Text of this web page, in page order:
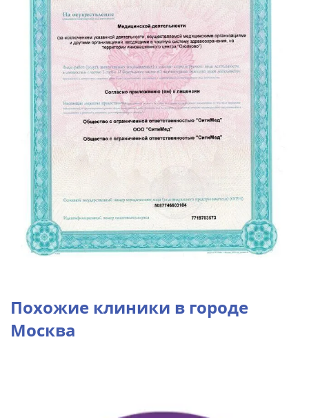
Похожие клиники в городе
Москва